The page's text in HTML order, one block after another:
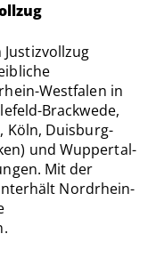
Westfalen in
Brackwede,
Köln, Duisburg-
und Wuppertal-
Mit der
Nordrhein-